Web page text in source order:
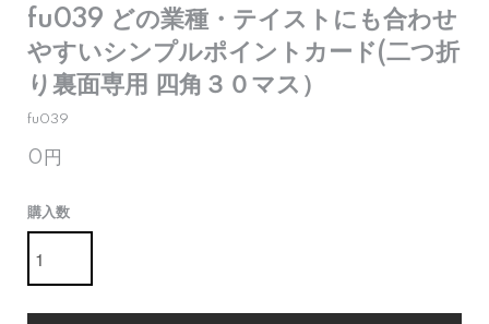
fu039 どの業種・テイストにも合わせ
やすいシンプルポイントカード(二つ折
り裏面専用 四角３０マス）
fu039
0円
購入数